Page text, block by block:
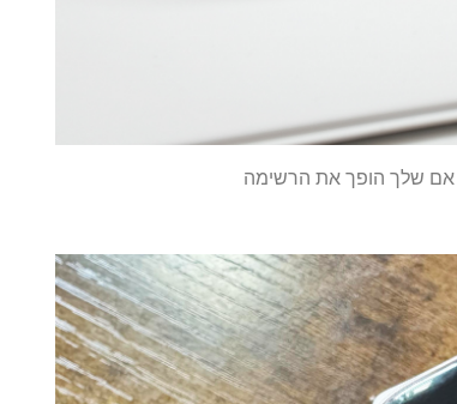
אם שלך הופך את הרשימה